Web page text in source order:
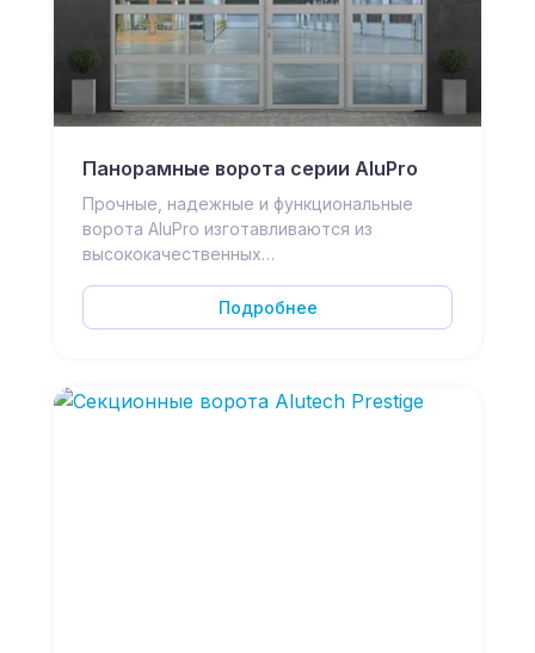
Панорамные ворота серии AluPro
Прочные, надежные и функциональные
ворота AluPro изготавливаются из
высококачественных…
Подробнее